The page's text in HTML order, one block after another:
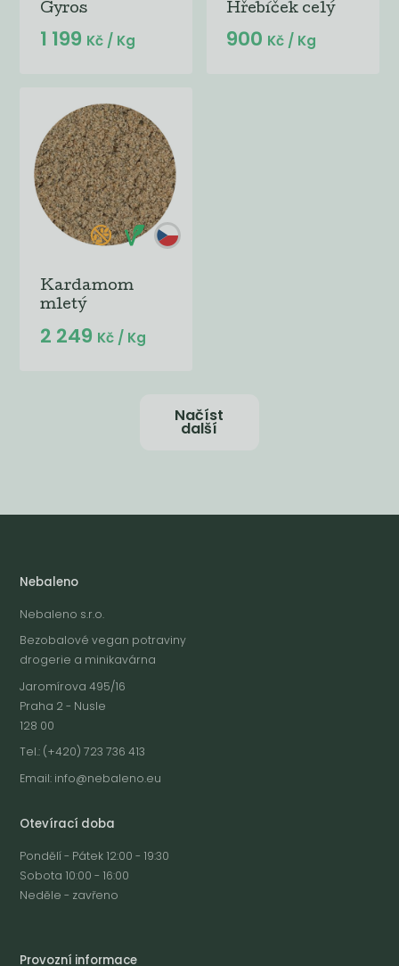
Gyros
1 199 Kč / Kg
Hřebíček celý
900 Kč / Kg
Kardamom
mletý
2 249 Kč / Kg
Načíst
další
Nebaleno
Nebaleno s.r.o.
Bezobalové vegan potraviny
drogerie a minikavárna
Jaromírova 495/16
Praha 2 - Nusle
128 00
Tel.: (+420) 723 736 413
Email: info@nebaleno.eu
Otevírací doba
Pondělí - Pátek 12:00 - 19:30
Sobota 10:00 - 16:00
Neděle - zavřeno
Provozní informace